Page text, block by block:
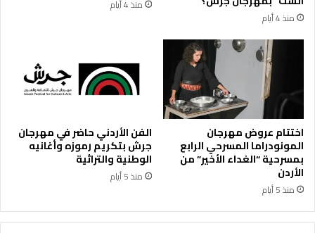
ا
ل
م
و
ا
ل
م
ن
ق
و
ل
خ
منذ 4 أيام
منذ 4 أيام
اختتام عروض مهرجان
المونودراما المسرحي الرابع
بمسرحية “الغداء الأخير” من
الأردن
منذ 5 أيام
الفن الأردني حاضر في مهرجان
جرش بتكريم رموزه وأغانيه
الوطنية والتراثية
منذ 5 أيام